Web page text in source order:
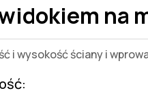
na
i wysokość ściany i